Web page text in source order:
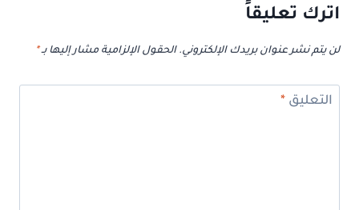
اترك تعليقاً
لن يتم نشر عنوان بريدك الإلكتروني. الحقول الإلزامية مشار إليها بـ*
التعليق *